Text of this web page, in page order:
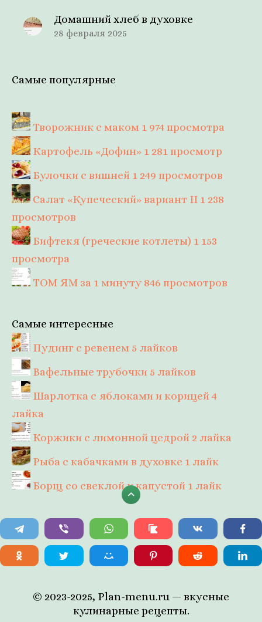
Домашний хлеб в духовке
28 февраля 2025
Самые популярные
Творожник с маком 1 974 просмотра
Картофель «Дофин» 1 281 просмотр
Булочки с вишней 1 249 просмотров
Салат «Купеческий» вариант II 1 238
просмотров
Бифтекя (греческие котлеты) 1 153
просмотра
ТОМ ЯМ за 1 минуту 846 просмотров
Самые интересные
Пудинг с ревенем 5 лайков
Вафельные трубочки 5 лайков
Шарлотка с яблоками и корицей4
лайка
Коржики с лимонной цедрой 2 лайка
Рыба с кабачками в духовке 1 лайк
Борщ со свеклой и капустой 1 лайк
© 2023-2025, Plan-menu.ru — вкусные
кулинарные рецепты.